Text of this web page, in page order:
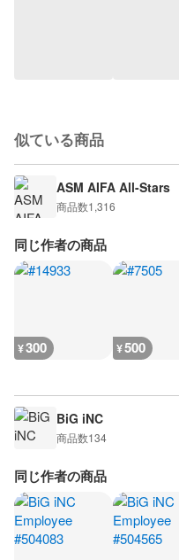
似ている商品
ASM AIFA All-Stars
商品数1,316
同じ作者の商品
¥300 ¥500
BiG iNC
商品数134
同じ作者の商品